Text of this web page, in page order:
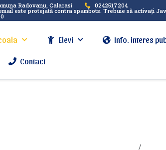
Radovanu, Calarasi 0242517204
este protejată contra spambots. Trebuie să activați
Elevi Info. interes
Contact